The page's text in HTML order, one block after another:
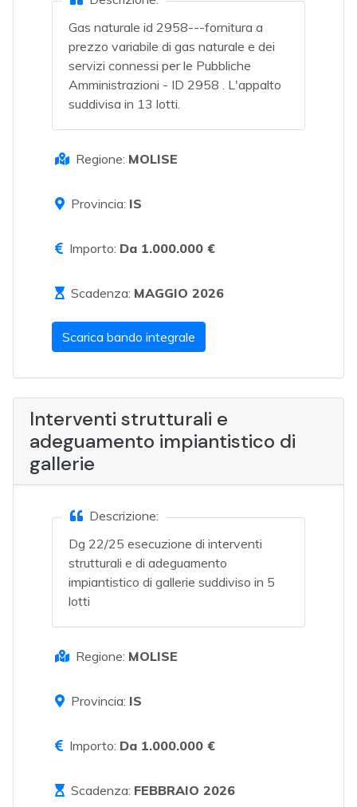
Gas naturale id 2958---fornitura a
prezzo variabile di gas naturale e dei
servizi connessi per le Pubbliche
Amministrazioni - ID 2958 . L'appalto
suddivisa in 13 lotti.
Regione: MOLISE
Provincia: IS
Importo: Da 1.000.000 €
Scadenza: MAGGIO 2026
Scarica bando integrale
Interventi strutturali e
adeguamento impiantistico di
gallerie
Descrizione:
Dg 22/25 esecuzione di interventi
strutturali e di adeguamento
impiantistico di gallerie suddiviso in 5
lotti
Regione: MOLISE
Provincia: IS
Importo: Da 1.000.000 €
Scadenza: FEBBRAIO 2026